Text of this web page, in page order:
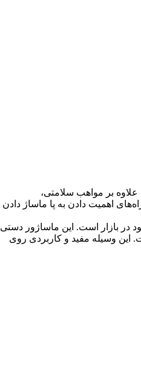
بر مواهب سلامتی،
اهمیت دادن به پا ماساژ دادن
در بازار است. این ماساژور دستی